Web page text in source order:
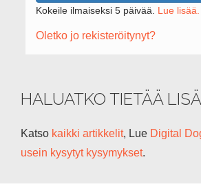
Kokeile ilmaiseksi 5 päivää. Lue lisää.
Oletko jo rekisteröitynyt?
HALUATKO TIETÄÄ
Katso kaikki artikkelit, Lue Digital
usein kysytyt kysymykset.